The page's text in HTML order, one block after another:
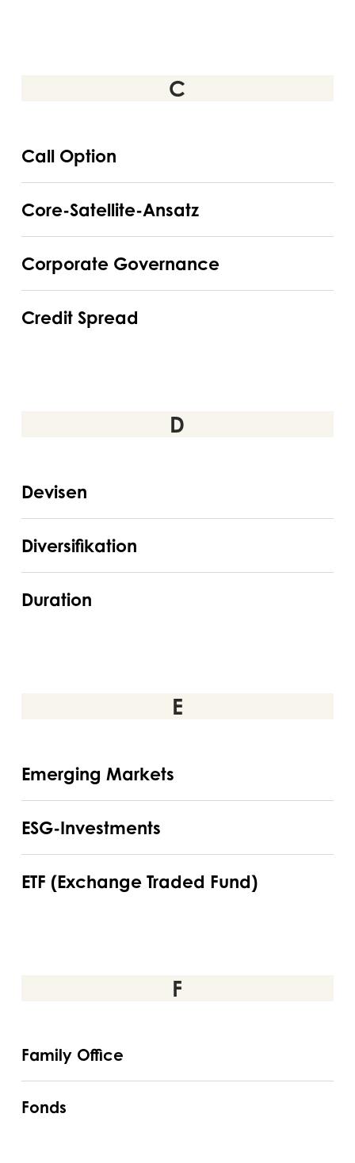
C
Option
Call Option
Satellite-
Ansatz
Core-Satellite-Ansatz
Governance
Corporate Governance
Spread
Credit Spread
D
Devisen
Diversifikation
Duration
E
Markets
Emerging Markets
Investments
ESG-Investments
(Exchange
ETF (Exchange Traded Fund)
F
Office
Family Office
Fonds